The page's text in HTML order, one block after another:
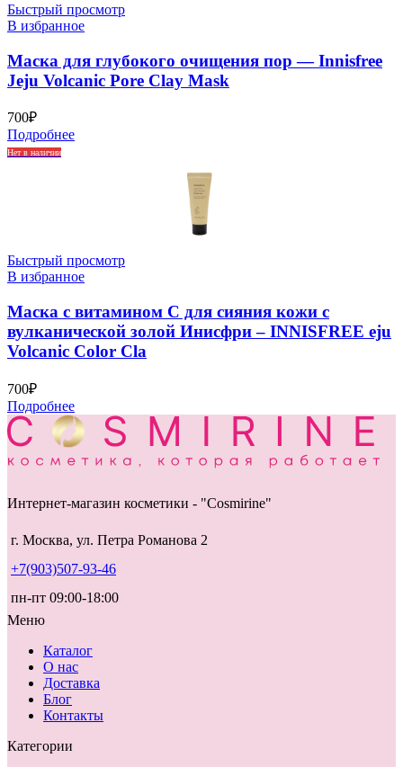
Быстрый просмотр
В избранное
Маска для глубокого очищения пор — Innisfree
Jeju Volcanic Pore Clay Mask
700₽
Подробнее
Нет в наличии
Быстрый просмотр
В избранное
Маска с витамином С для сияния кожи с
вулканической золой Инисфри – INNISFREE eju
Volcanic Color Cla
700₽
Подробнее
Интернет-магазин косметики - "Cosmirine"
г. Москва, ул. Петра Романова 2
+7(903)507-93-46
пн-пт 09:00-18:00
Меню
Каталог
О нас
Доставка
Блог
Контакты
Категории